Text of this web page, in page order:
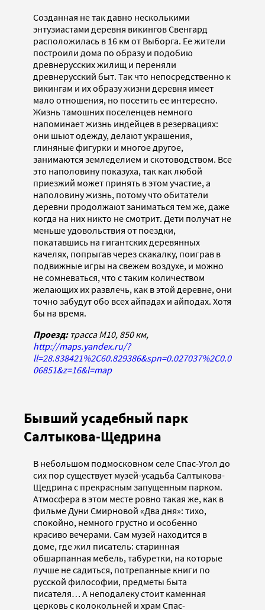
Созданная не так давно несколькими
энтузиастами деревня викингов Свенгард
расположилась в 16 км от Выборга. Ее жители
построили дома по образу и подобию
древнерусских жилищ и переняли
древнерусский быт. Так что непосредственно к
викингам и их образу жизни деревня имеет
мало отношения, но посетить ее интересно.
Жизнь тамошних поселенцев немного
напоминает жизнь индейцев в резервациях:
они шьют одежду, делают украшения,
глиняные фигурки и многое другое,
занимаются земледелием и скотоводством. Все
это наполовину показуха, так как любой
приезжий может принять в этом участие, а
наполовину жизнь, потому что обитатели
деревни продолжают заниматься тем же, даже
когда на них никто не смотрит. Дети получат не
меньше удовольствия от поездки,
покатавшись на гигантских деревянных
качелях, попрыгав через скакалку, поиграв в
подвижные игры на свежем воздухе, и можно
не сомневаться, что с таким количеством
желающих их развлечь, как в этой деревне, они
точно забудут обо всех айпадах и айподах. Хотя
бы на время.
Проезд:трасса М10, 850 км,
http://maps.yandex.ru/?
ll=28.838421%2C60.829386&spn=0.027037%2C0.0
06851&z=16&l=map
Бывший усадебный парк
Салтыкова-Щедрина
В небольшом подмосковном селе Спас-Угол до
сих пор существует музей-усадьба Салтыкова-
Щедрина с прекрасным запущенным парком.
Атмосфера в этом месте ровно такая же, как в
фильме Дуни Смирновой «Два дня»: тихо,
спокойно, немного грустно и особенно
красиво вечерами. Сам музей находится в
доме, где жил писатель: старинная
обшарпанная мебель, табуретки, на которые
лучше не садиться, потрепанные книги по
русской философии, предметы быта
писателя… А неподалеку стоит каменная
церковь с колокольней и храм Спас-